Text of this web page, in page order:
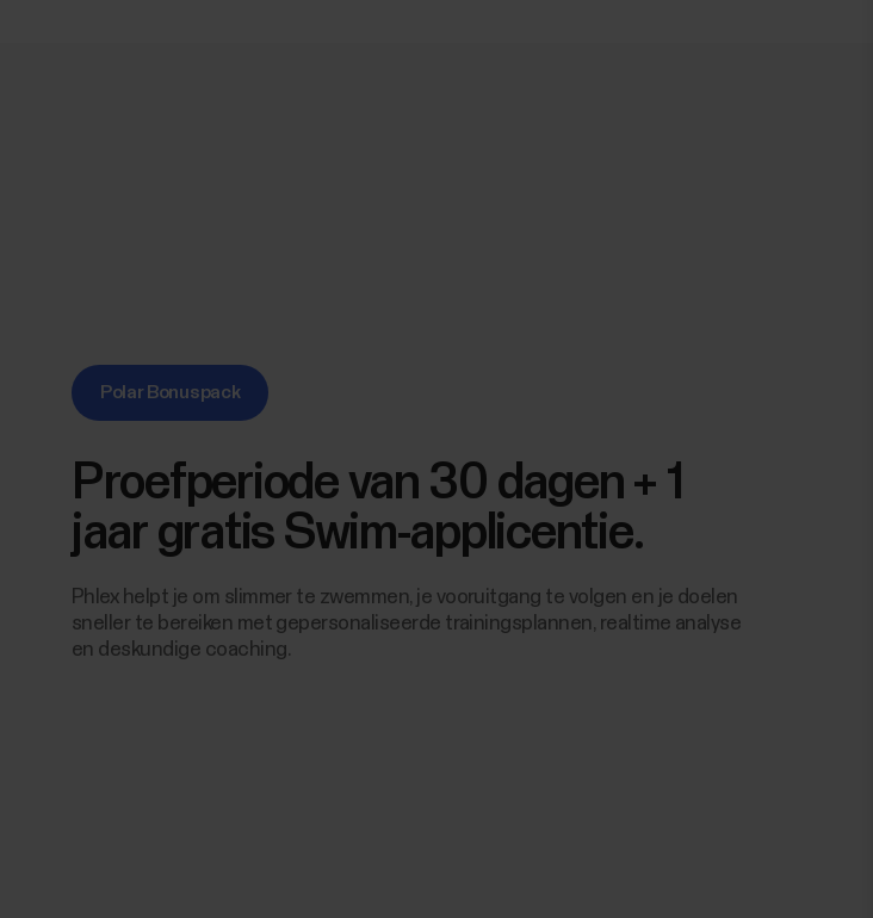
Polar Bonuspack
Proefperiode van 30 dagen + 1
jaar gratis Swim-applicentie.
Phlex helpt je om slimmer te zwemmen, je vooruitgang te volgen en je doelen
sneller te bereiken met gepersonaliseerde trainingsplannen, realtime analyse
en deskundige coaching.